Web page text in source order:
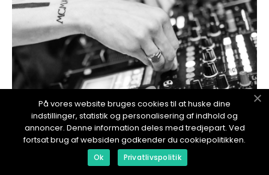
redaktionel
18. January 2024
iPhone-ringer ikke med lyd: En dybdegående
På vores website bruges cookies til at huske dine
indstillinger, statistik og personalisering af indhold og
annoncer. Denne information deles med tredjepart. Ved
fortsat brug af websiden godkender du cookiepolitikken.
Ok Privatlivspolitik